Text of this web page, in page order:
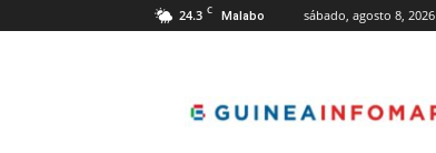
24.3 C Malabo sábado, agosto 8, 2026